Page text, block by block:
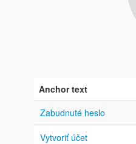
Anchor text
Zabudnuté heslo
Vytvoriť účet